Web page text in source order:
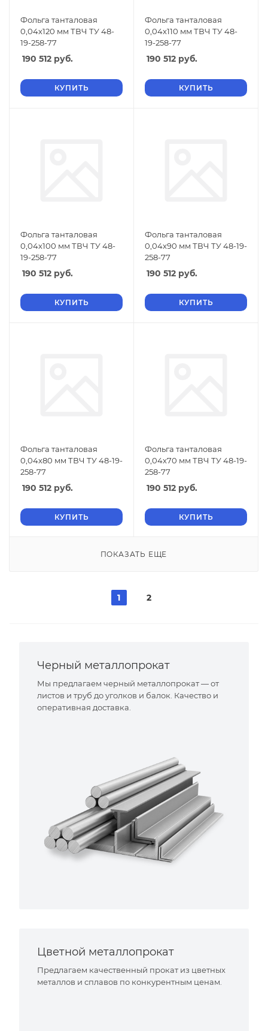
Фольга танталовая
0,04х120 мм ТВЧ ТУ 48-
19-258-77
190 512 руб.
КУПИТЬ
Фольга танталовая
0,04х110 мм ТВЧ ТУ 48-
19-258-77
190 512 руб.
КУПИТЬ
Фольга танталовая
0,04х100 мм ТВЧ ТУ 48-
19-258-77
190 512 руб.
КУПИТЬ
Фольга танталовая
0,04х90 мм ТВЧ ТУ 48-19-
258-77
190 512 руб.
КУПИТЬ
Фольга танталовая
0,04х80 мм ТВЧ ТУ 48-19-
258-77
190 512 руб.
КУПИТЬ
Фольга танталовая
0,04х70 мм ТВЧ ТУ 48-19-
258-77
190 512 руб.
КУПИТЬ
ПОКАЗАТЬ ЕЩЕ
1 2
Черный металлопрокат
Мы предлагаем черный металлопрокат — от
листов и труб до уголков и балок. Качество и
оперативная доставка.
Цветной металлопрокат
Предлагаем качественный прокат из цветных
металлов и сплавов по конкурентным ценам.